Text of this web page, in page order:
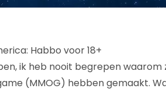
ik heb nooit begrepen waarom
(MMOG) hebben gemaakt.